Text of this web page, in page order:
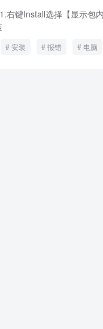
右键Install选择【显示包
安装 报错 电脑